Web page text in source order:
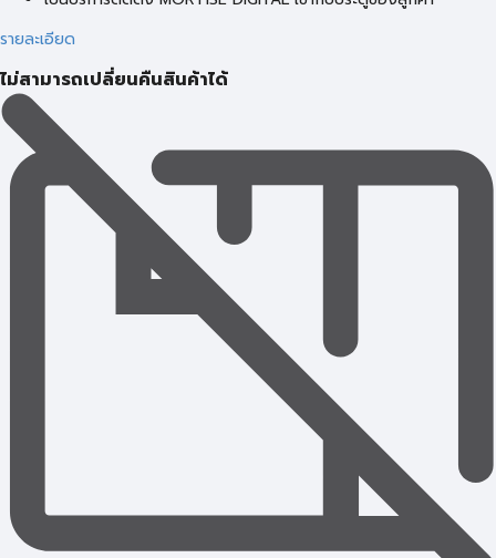
รายละเอียด
ไม่สามารถเปลี่ยนคืนสินค้าได้